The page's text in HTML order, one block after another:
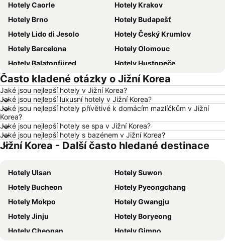
Hotely Caorle
Hotely Krakov
Hotely Brno
Hotely Budapešť
Hotely Lido di Jesolo
Hotely Český Krumlov
Hotely Barcelona
Hotely Olomouc
Hotely Balatonfüred
Hotely Hustopeče
Hotely Vídeň
Hotely Hurghada
Hotely Bratislava
Hotely Kolobrzeg
Hotely Třeboň
Hotely Málaga
Hotely Amsterdam
Hotely Ostrava
Hotely Lignano Sabbiadoro
Hotely Česká republika
Hotely Šumava
Hotely Wolfgangsee
Hotely Rakousko
Hotely Polsko
Hotely Slovinsko
Hotely Jeseníky
Hotely Korfu
Hotely Emilia-Romagna
Hotely Krkonoše
Hotely Španělsko
Často kladené otázky o Jižní Korea
Jaké jsou nejlepší hotely v Jižní Korea?
Jaké jsou nejlepší luxusní hotely v Jižní Korea?
Jaké jsou nejlepší hotely přívětivé k domácím mazlíčkům v Jižní
Korea?
Jaké jsou nejlepší hotely se spa v Jižní Korea?
Jaké jsou nejlepší hotely s bazénem v Jižní Korea?
Jižní Korea - Další často hledané destinace
Hotely Ulsan
Hotely Suwon
Hotely Bucheon
Hotely Pyeongchang
Hotely Mokpo
Hotely Gwangju
Hotely Jinju
Hotely Boryeong
Hotely Cheonan
Hotely Gimpo